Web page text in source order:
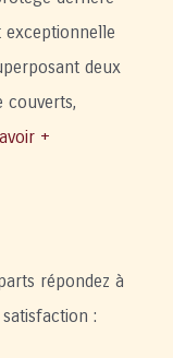
exceptionnelle
deux
couverts,
+
répondez à
: